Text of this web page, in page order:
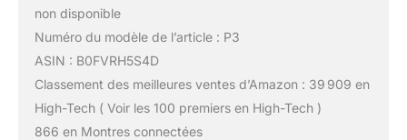
non disponible
Numéro du modèle de l’article : P3
ASIN : B0FVRH5S4D
Classement des meilleures ventes d’Amazon : 39 909 en
High-Tech ( Voir les 100 premiers en High-Tech )
866 en Montres connectées